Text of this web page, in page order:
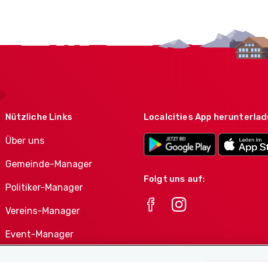
Nützliche Links
Über uns
Gemeinde-Manager
Politiker-Manager
Vereins-Manager
Event-Manager
Localcities App
Folgt uns auf: